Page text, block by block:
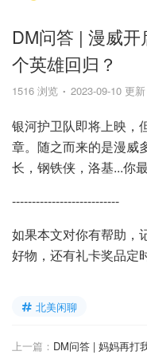
DM问答 | 漫威
个英雄回归？
1516 浏览 2023-09-10 更新
银河护卫队即将上映，
章。随之而来的是漫威
长，钢铁侠，洛基...你
---------------------------
如果本文对你有帮助，
好物，还有礼卡奖品定
北美闲聊
上一篇： DM问答 | 妈妈再打